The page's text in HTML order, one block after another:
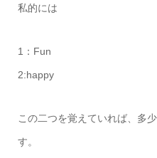
私的には
1：Fun
2:happy
この二つを覚えていれば、多
す。